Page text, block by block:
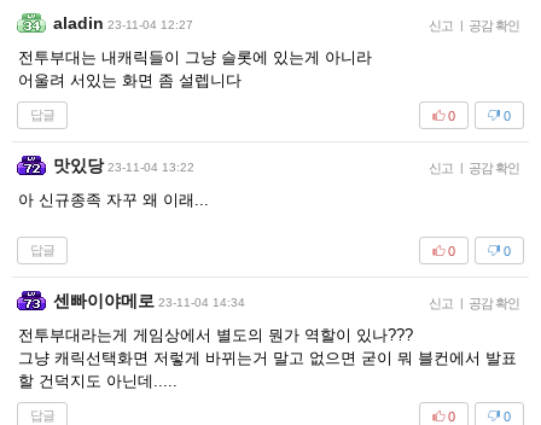
aladin 23-11-04 12:27 신고 | 공감 확인
전투부대는 내캐릭들이 그냥 슬롯에 있는게 아니라
어울려 서있는 화면 좀 설렙니다
답글 0
0
맛있당 23-11-04 13:22 신고 | 공감 확인
아 신규종족 자꾸 왜 이래...
답글 0
0
센빠이야메로 23-11-04 14:34 신고 | 공감 확인
전투부대라는게 게임상에서 별도의 뭔가 역할이 있나???
그냥 캐릭선택화면 저렇게 바뀌는거 말고 없으면 굳이 뭐 블컨에서 발표
할 건덕지도 아닌데.....
답글 0
0